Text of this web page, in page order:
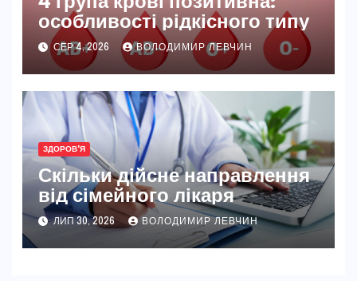
особливості рідкісного типу
СЕР 4, 2026 ВОЛОДИМИР ЛЕВЧИН
ЗДОРОВ'Я
Скільки дійсне направлення
від сімейного лікаря
ЛИП 30, 2026 ВОЛОДИМИР ЛЕВЧИН